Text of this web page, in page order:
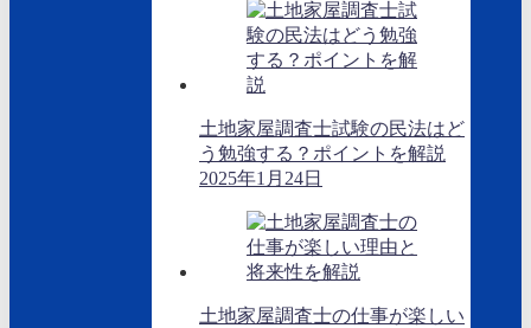
土地家屋調査士試験の民法はど
う勉強する？ポイントを解説
2025年1月24日
土地家屋調査士の仕事が楽しい